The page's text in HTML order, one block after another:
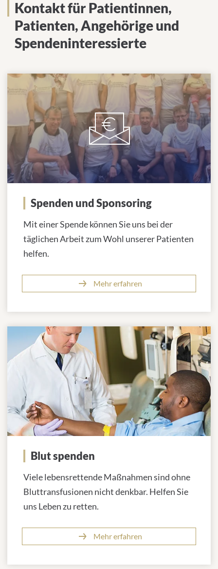
Kontakt für Patientinnen,
Patienten, Angehörige und
Spendeninteressierte
Spenden und Sponsoring
Mit einer Spende können Sie uns bei der
täglichen Arbeit zum Wohl unserer Patienten
helfen.
Mehr erfahren
Blut spenden
Viele lebensrettende Maßnahmen sind ohne
Bluttransfusionen nicht denkbar. Helfen Sie
uns Leben zu retten.
Mehr erfahren